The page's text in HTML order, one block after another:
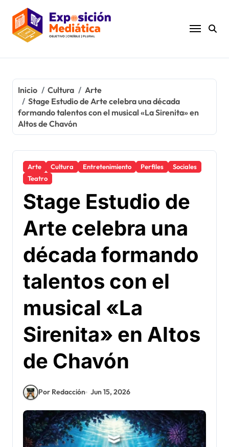
contenido
Inicio Cultura
Arte
Stage Estudio de Arte celebra una década
formando talentos con el musical «La Sirenita» en
Altos de Chavón
Arte Cultura Entretenimiento Perfiles
Sociales
Teatro
Stage Estudio de
Arte celebra una
década formando
talentos con el
musical «La
Sirenita» en Altos
de Chavón
Por Redacción Jun 15, 2026